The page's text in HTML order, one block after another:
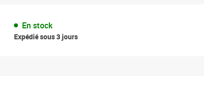
En stock
Expédié sous 3 jours